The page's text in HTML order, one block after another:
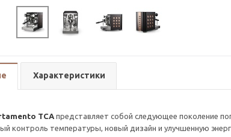
Характеристики
TCA представляет собой следующее поколение
контроль температуры, новый дизайн и улучшенную